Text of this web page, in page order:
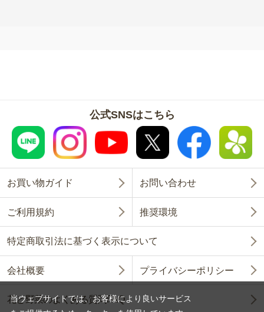
公式SNSはこちら
お買い物ガイド お問い合わせ
ご利用規約 推奨環境
特定商取引法に基づく表示について
会社概要 プライバシーポリシー
花と野菜のよくある質問FAQ
当ウェブサイトでは、お客様により良いサービス